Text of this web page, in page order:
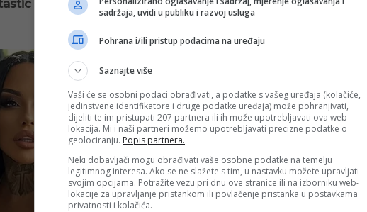
sadržaja, uvidi u publiku i razvoj usluga
Pohrana i/ili pristup podacima na uređaju
Saznajte više
Vaši će se osobni podaci obrađivati, a podatke s vašeg uređaja (kolačiće,
jedinstvene identifikatore i druge podatke uređaja) može pohranjivati,
dijeliti te im pristupati 207 partnera ili ih može upotrebljavati ova web-
lokacija. Mi i naši partneri možemo upotrebljavati precizne podatke o
geolociranju. Popis partnera.
Neki dobavljači mogu obrađivati vaše osobne podatke na temelju
legitimnog interesa. Ako se ne slažete s tim, u nastavku možete upravljati
svojim opcijama. Potražite vezu pri dnu ove stranice ili na izborniku web-
lokacije za upravljanje pristankom ili povlačenje pristanka u postavkama
privatnosti i kolačića.